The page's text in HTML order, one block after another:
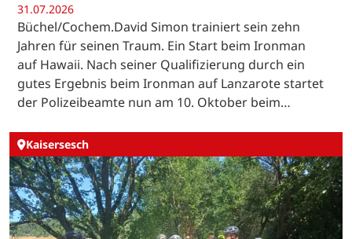
31.07.2026
Büchel/Cochem.David Simon trainiert sein zehn
Jahren für seinen Traum. Ein Start beim Ironman
auf Hawaii. Nach seiner Qualifizierung durch ein
gutes Ergebnis beim Ironman auf Lanzarote startet
der Polizeibeamte nun am 10. Oktober beim…
Kaisersesch